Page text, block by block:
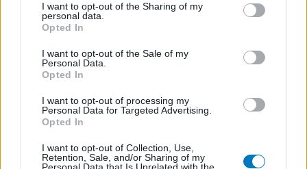
I want to opt-out of the Sharing of my
personal data.
Opted In
I want to opt-out of the Sale of my
Personal Data.
Opted In
I want to opt-out of processing my
Personal Data for Targeted Advertising.
Opted In
I want to opt-out of Collection, Use,
Retention, Sale, and/or Sharing of my
Personal Data that Is Unrelated with the
Ich nehme dieses Medikament seit heute. Ich würde
gerne wissen, ob ich davon auch abnehme? Und wie
lange es dauert bis ich ein Resultat feststellen kann? Ich
habe eine Schilddrüsenunterfunktion.
ihre erfahrung 0 Kommentare
Euthyrox